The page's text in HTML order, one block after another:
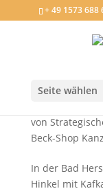
+ 49 1573 688
Seite wählen
Mal kein
von
Beck-Shop
In der Bad
Hinkel mit